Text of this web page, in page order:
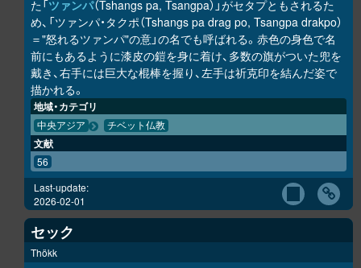
た「ツァンパ（Tshangs pa, Tsangpa）」がセタプともされるた
め、「ツァンパ・タクポ（Tshangs pa drag po, Tsangpa drakpo）
＝"怒れるツァンパ"の意」の名でも呼ばれる。赤色の身色で名
前にもあるように漆皮の鎧を身に着け、多数の旗がついた兜を
戴き、右手には巨大な棍棒を握り、左手は祈克印を結んだ姿で
描かれる。
地域・カテゴリ
中央アジア チベット仏教
文献
56
Last-update:
2026-02-01
セック
Thökk